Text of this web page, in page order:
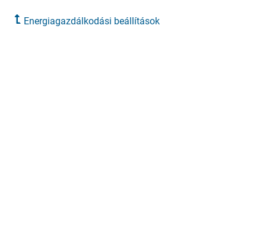
Energiagazdálkodási beállítások